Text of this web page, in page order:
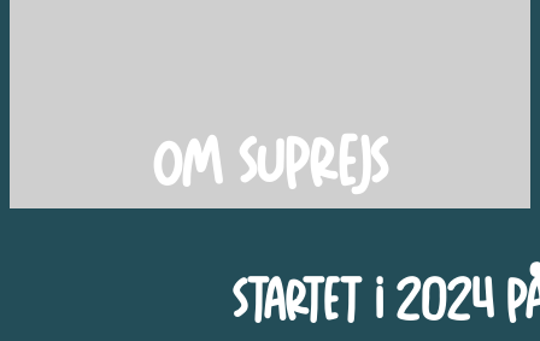
Om Suprejs
Startet i 2024